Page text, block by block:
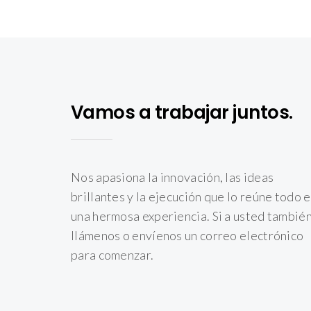
Vamos a trabajar juntos.
Nos apasiona la innovación, las ideas
brillantes y la ejecución que lo reúne todo
una hermosa experiencia. Si a usted
llámenos o envíenos un correo electrónico
para comenzar.